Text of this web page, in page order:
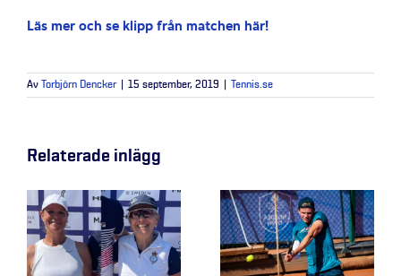
Läs mer och se klipp från matchen här!
Av Torbjörn Dencker 15 september, 2019 Tennis.se
Relaterade inlägg